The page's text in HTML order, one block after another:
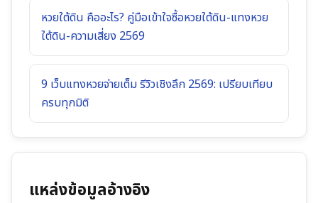
หวยใต้ดิน คืออะไร? คู่มือเข้าใจซื้อหวยใต้ดิน-แทงหวย
ใต้ดิน-ความเสี่ยง 2569
9 เว็บแทงหวยจ่ายเต็ม รีวิวเชิงลึก 2569: เปรียบเทียบ
ครบทุกมิติ
แหล่งข้อมูลอ้างอิง